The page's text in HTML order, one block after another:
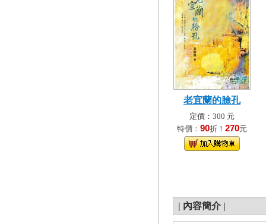
老宜蘭的臉孔
定價：300 元
特價： 90折！ 270元
| 內容簡介 |